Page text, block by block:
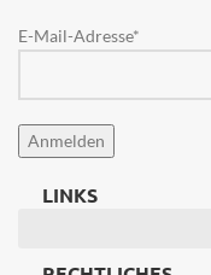
E-Mail-Adresse*
LINKS